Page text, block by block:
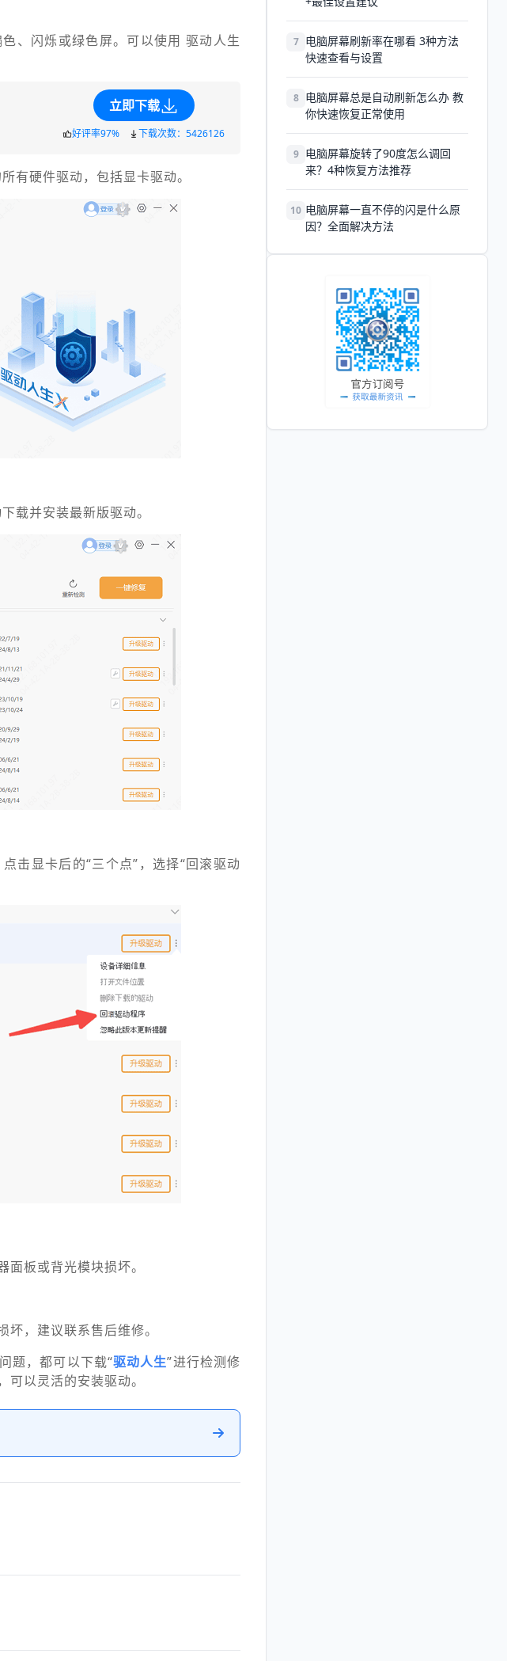
、闪烁或绿色屏。可以使用 驱动人生
立即下载
好评率97% 下载次数：5426126
有硬件驱动，包括显卡驱动。
载并安装最新版驱动。
击显卡后的“三个点”，选择“回滚驱动
板或背光模块损坏。
，建议联系售后维修。
题，都可以下载“驱动人生”进行检测修
以灵活的安装驱动。
7 电脑屏幕刷新率在哪看 3种方法
快速查看与设置
8 电脑屏幕总是自动刷新怎么办 教
你快速恢复正常使用
9 电脑屏幕旋转了90度怎么调回
来？4种恢复方法推荐
10 电脑屏幕一直不停的闪是什么原
因？全面解决方法